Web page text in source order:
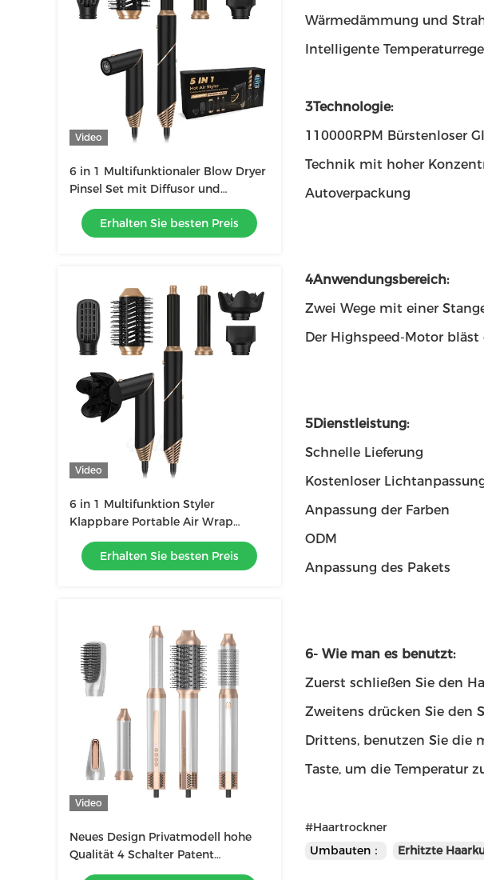
Video
6 in 1 Multifunktionaler Blow Dryer
Pinsel Set mit Diffusor und
Lederkoffer
Erhalten Sie besten Preis
Video
6 in 1 Multifunktion Styler
Klappbare Portable Air Wrap
Curling Neues Design Reisen
Heißluftbürste Kamm
Erhalten Sie besten Preis
Video
Neues Design Privatmodell hohe
Qualität 4 Schalter Patent
Haartrockner Multifunktion
Wärmedämmung und
Intelligente
3Technologie:
110000RPM Bürstenloser
Technik mit hoher
Autoverpackung
4Anwendungsbereich:
Zwei Wege mit einer
Der Highspeed-Motor
5Dienstleistung:
Schnelle Lieferung
Kostenloser
Anpassung der Farben
ODM
Anpassung des Pakets
6- Wie man es benutzt:
Zuerst schließen Sie den
Zweitens drücken Sie den
Drittens, benutzen Sie die
Taste, um die Temperatur
#Haartrockner
Umbauten：
Erhitzte